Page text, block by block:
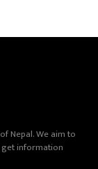
Nepal. We aim to
get information